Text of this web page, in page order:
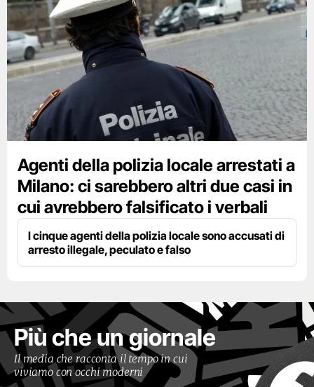
Agenti della polizia locale arrestati a
Milano: ci sarebbero altri due casi in
cui avrebbero falsificato i verbali
I cinque agenti della polizia locale sono accusati di
arresto illegale, peculato e falso
Più che un giornale
Il media che racconta il tempo in cui
viviamo con occhi moderni